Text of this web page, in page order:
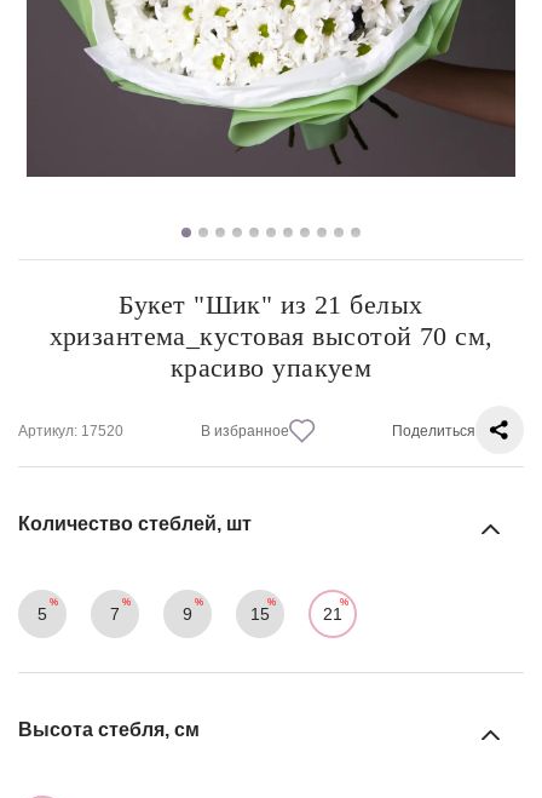
Букет "Шик" из 21 белых
хризантема_кустовая высотой 70 см,
красиво упакуем
Артикул: 17520 В избранное Поделиться
Количество стеблей, шт
5 7 9 15 21
Высота стебля, см